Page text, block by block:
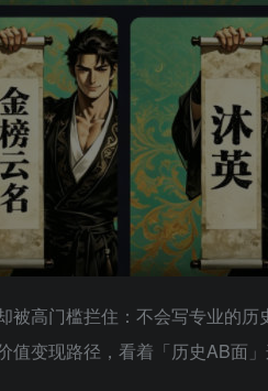
被高门槛拦住：不会写专业的
值变现路径，看着「历史AB面